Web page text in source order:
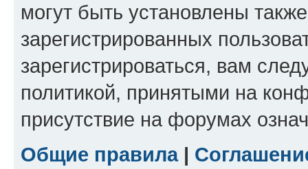
могут быть установлены
зарегистрированных
зарегистрироваться, вам
политикой, принятыми на
присутствие на форумах
Общие правила|